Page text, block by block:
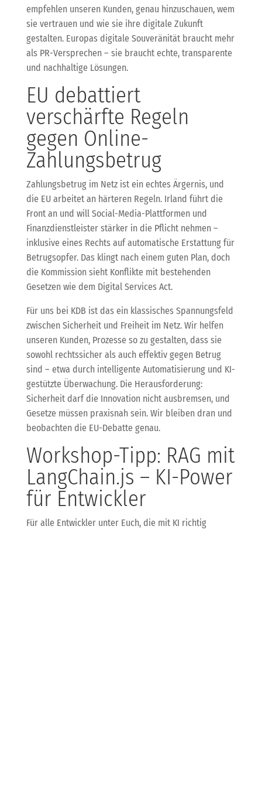
empfehlen unseren Kunden, genau hinzuschauen, wem
sie vertrauen und wie sie ihre digitale Zukunft
gestalten. Europas digitale Souveränität braucht mehr
als PR-Versprechen – sie braucht echte, transparente
und nachhaltige Lösungen.
EU debattiert
verschärfte Regeln
gegen Online-
Zahlungsbetrug
Zahlungsbetrug im Netz ist ein echtes Ärgernis, und
die EU arbeitet an härteren Regeln. Irland führt die
Front an und will Social-Media-Plattformen und
Finanzdienstleister stärker in die Pflicht nehmen –
inklusive eines Rechts auf automatische Erstattung für
Betrugsopfer. Das klingt nach einem guten Plan, doch
die Kommission sieht Konflikte mit bestehenden
Gesetzen wie dem Digital Services Act.
Für uns bei KDB ist das ein klassisches Spannungsfeld
zwischen Sicherheit und Freiheit im Netz. Wir helfen
unseren Kunden, Prozesse so zu gestalten, dass sie
sowohl rechtssicher als auch effektiv gegen Betrug
sind – etwa durch intelligente Automatisierung und KI-
gestützte Überwachung. Die Herausforderung:
Sicherheit darf die Innovation nicht ausbremsen, und
Gesetze müssen praxisnah sein. Wir bleiben dran und
beobachten die EU-Debatte genau.
Workshop-Tipp: RAG mit
LangChain.js – KI-Power
für Entwickler
Für alle Entwickler unter Euch, die mit KI richtig